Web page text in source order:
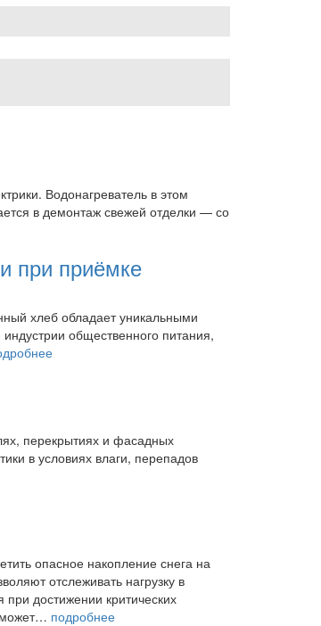
Водонагреватель в этом
в демонтаж свежей отделки — со
при приёмке
хлеб обладает уникальными
общественного питания,
перекрытиях и фасадных
в условиях влаги, перепадов
опасное накопление снега на
отслеживать нагрузку в
достижении критических
может… подробнее